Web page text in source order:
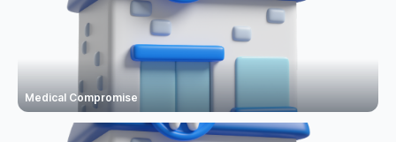
Medical Compromise